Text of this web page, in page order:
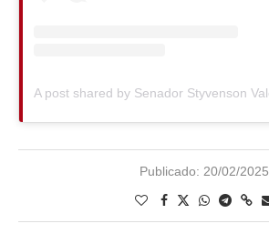
Publicado: 20/02/2025